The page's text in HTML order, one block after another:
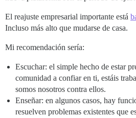
El reajuste empresarial importante está
Incluso más alto que mudarse de casa.
Mi recomendación sería:
Escuchar: el simple hecho de estar
comunidad a confiar en ti, estáis
somos nosotros contra ellos.
Enseñar: en algunos casos, hay
resuelven problemas existentes que